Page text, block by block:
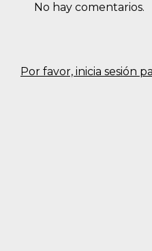
Por favor, inicia sesión
No hay comentarios.